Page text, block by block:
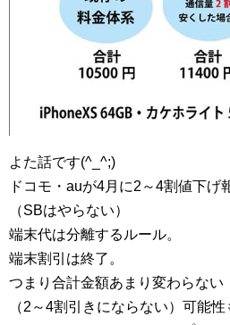
よた話です(^_^;)
ドコモ・auが4月に2～4割値下げ
（SBはやらない）
端末代は分離するルール。
端末割引は終了。
つまり合計金額あまり変わらない
（2～4割引きにならない）可能性